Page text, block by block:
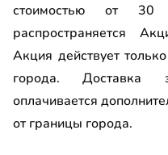
шкаф
прихожая
Al Широкая Черная
стоимостью от
распространяется
Акция действует
города. Доставка
оплачивается
от границы города.